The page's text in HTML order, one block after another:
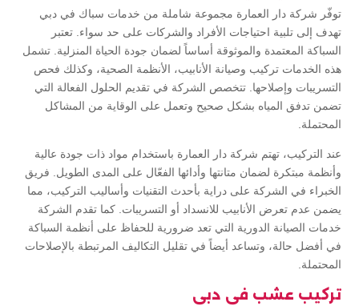
توفّر شركة دار العمارة مجموعة شاملة من خدمات سباك في دبي
تهدف إلى تلبية احتياجات الأفراد والشركات على حد سواء. تعتبر
السباكة المعتمدة والموثوقة أساساً لضمان جودة الحياة المنزلية. تشمل
هذه الخدمات تركيب وصيانة الأنابيب، الأنظمة الصحية، وكذلك فحص
التسريبات وإصلاحها. تتخصص الشركة في تقديم الحلول الفعالة التي
تضمن تدفق المياه بشكل صحيح وتعمل على الوقاية من المشاكل
المحتملة.
عند التركيب، تهتم شركة دار العمارة باستخدام مواد ذات جودة عالية
وأنظمة مبتكرة لضمان متانتها وأدائها الفعّال على المدى الطويل. فريق
الخبراء في الشركة على دراية بأحدث التقنيات وأساليب التركيب، مما
يضمن عدم تعرض الأنابيب للانسداد أو التسريبات. كما تقدم الشركة
خدمات الصيانة الدورية التي تعد ضرورية للحفاظ على أنظمة السباكة
في أفضل حالة، وتساعد أيضاً في تقليل التكاليف المرتبطة بالإصلاحات
المحتملة.
تركيب عشب في دبي